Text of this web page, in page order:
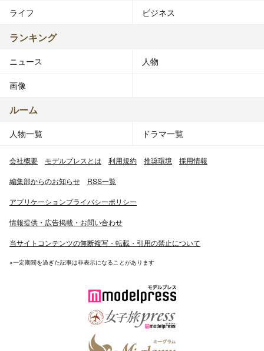
ライフ ビジネス
ランキング
ニュース 人物
画像
ルーム
人物一覧 ドラマ一覧
会社概要 モデルプレスとは 利用規約 推奨環境 採用情報
編集部からのお知らせ RSS一覧
アプリケーションプライバシーポリシー
情報提供・広告掲載・お問い合わせ
当サイトコンテンツの無断複写・転載・引用の禁止について
※一定期間を過ぎた記事は非表示になることがあります